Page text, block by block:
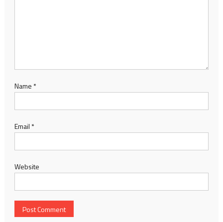
Name *
Email *
Website